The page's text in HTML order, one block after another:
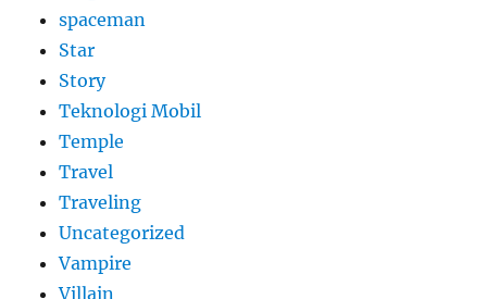
spaceman
Star
Story
Teknologi Mobil
Temple
Travel
Traveling
Uncategorized
Vampire
Villain